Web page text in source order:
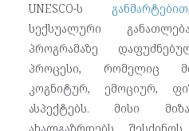
UNESCO-ს განმარტებით
სექსუალური
პროგრამაზე
პროცესი, რომელიც
კოგნიტურ, ემოციურ,
ასპექტებს. მისი